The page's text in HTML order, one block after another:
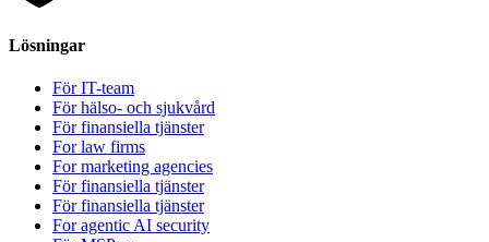
Lösningar
För IT-team
För hälso- och sjukvård
För finansiella tjänster
For law firms
For marketing agencies
För finansiella tjänster
För finansiella tjänster
For agentic AI security